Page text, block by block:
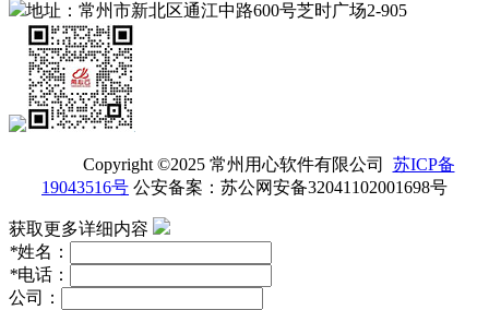
地址：常州市新北区通江中路600号芝时广场2-905
Copyright ©2025 常州用心软件有限公司 苏ICP备
19043516号 公安备案：苏公网安备32041102001698号
获取更多详细内容
*姓名：
*电话：
公司：